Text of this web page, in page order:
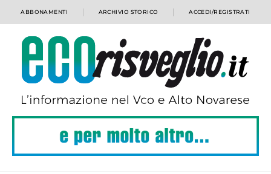
ABBONAMENTI ARCHIVIO STORICO ACCEDI/REGISTRATI